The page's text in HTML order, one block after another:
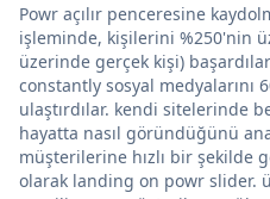
Powr açılır penceresine
işleminde, kişilerini %250'nin
üzerinde gerçek kişi)
constantly sosyal medyalarını
ulaştırdılar. kendi sitelerinde
hayatta nasıl göründüğünü
müşterilerine hızlı bir şekilde
olarak landing on powr slider.